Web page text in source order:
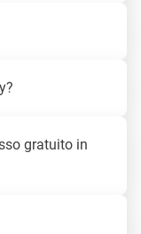
gratuito in